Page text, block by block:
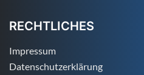
RECHTLICHES
Impressum
Datenschutzerklärung